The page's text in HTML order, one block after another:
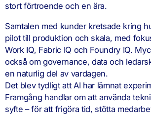
stort förtroende och en ära.
Samtalen med kunder kretsade kring
pilot till produktion och skala, med
Work IQ, Fabric IQ och Foundry IQ.
också om governance, data och
en naturlig del av vardagen.
Det blev tydligt att AI har lämnat
Framgång handlar om att använda
syfte – för att frigöra tid, stötta